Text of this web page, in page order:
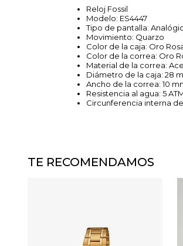
Reloj Fossil
Modelo: ES4447
Tipo de pantalla:
Movimiento: Quarzo
Color de la caja: Oro
Color de la correa: Oro
Material de la correa:
Diámetro de la caja: 28
Ancho de la correa: 10
Resistencia al agua: 5
Circunferencia interna de
TE RECOMENDAMOS